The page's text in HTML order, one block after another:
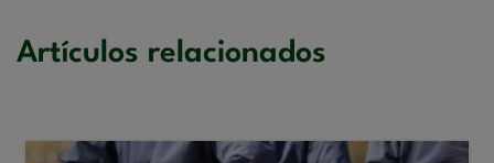
Artículos relacionados